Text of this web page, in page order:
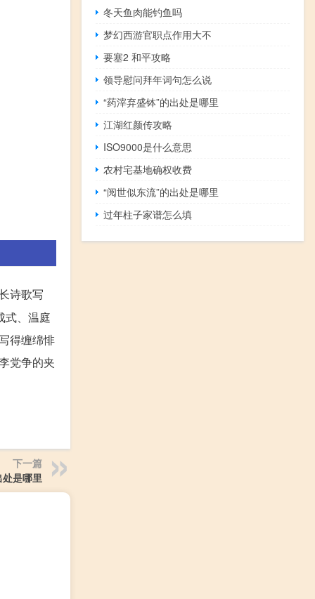
诗歌写
式、温庭
得缠绵悱
党争的夹
下一篇
处是哪里
冬天鱼肉能钓鱼吗
梦幻西游官职点作用大不
要塞2 和平攻略
领导慰问拜年词句怎么说
“药滓弃盛钵”的出处是哪里
江湖红颜传攻略
ISO9000是什么意思
农村宅基地确权收费
“阅世似东流”的出处是哪里
过年柱子家谱怎么填